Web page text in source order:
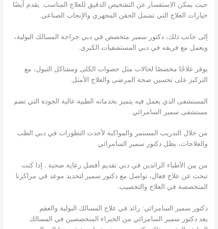
حيث يمكن الاستفسار عن التشخيص الدقيق للعلاج المناسب. يقدم أيضًا
خيارات العلاج التي تشمل الحقن المجهري والإنجاب الصناعي.
إلى جانب ذلك، دكتور سمير متخصص في دبي جراحة المسالك البولية،
ويعمل مع فريقه في دبي المستشفيات الكبرى.
يوفر علاجًا مخصصًا لحالات مثل حصوات الكلى ومشاكل التبول، مع
التركيز على تحسين صحة المرضى والعلاج الأمثل.
المستشفى الذي يعمل فيه يتميز بخدماته الطبية عالية الجودة التي تضم
مستشفى سمير السامرائي .
من خلال التدريب المستمر والمواكبة لأحدث التطورات في دبي الطب
والعلاجات، يظل دكتور سمير السامرائي
من بين الأطباء الرائدين في دبي تقديم أفضل رعاية صحية . إذا كنت
تبحث عن علاج فعال، تواصل مع دكتور سمير لتحديد موعد في مراكزنا
المتخصصة في العلاج والتخصيب.
دكتور سمير السامرائي: رائد في علاج المسالك البولية والعقم
يعد دكتور سمير السامرائي من الخبراء المتخصصين في المسالك